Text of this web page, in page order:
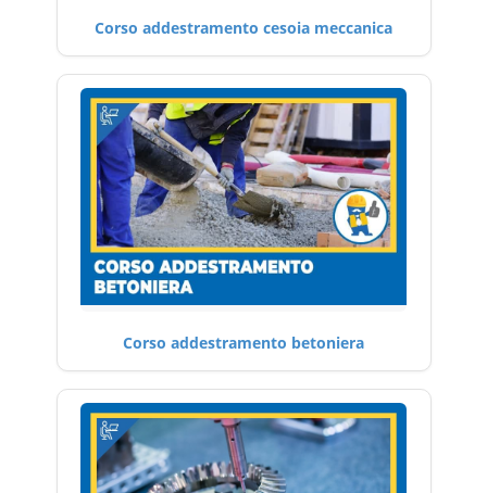
Corso addestramento cesoia meccanica
Corso addestramento betoniera